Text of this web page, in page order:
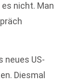
nicht. Man
neues US-
Diesmal